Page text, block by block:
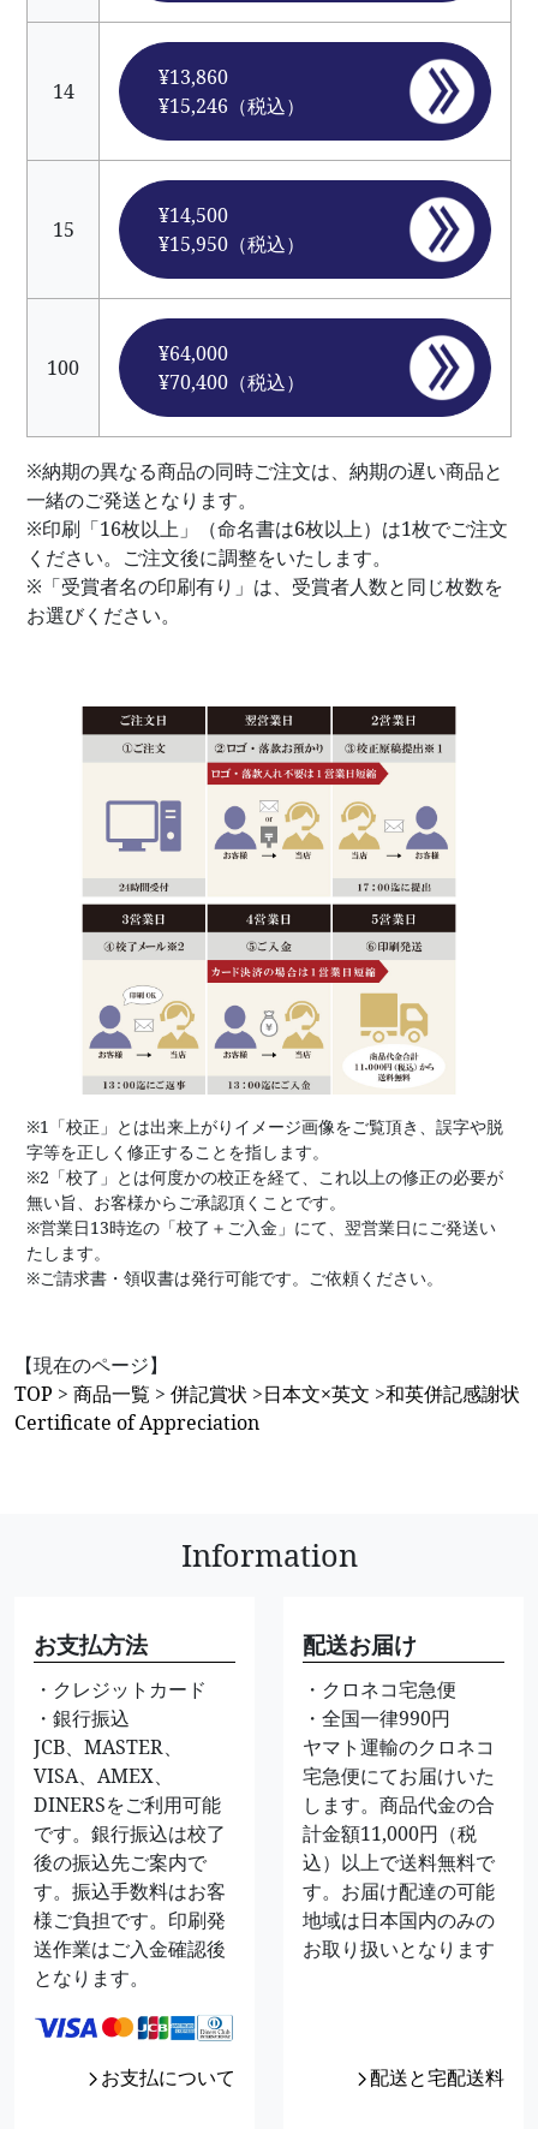
14
¥13,860
¥15,246（税込）
15
¥14,500
¥15,950（税込）
100
¥64,000
¥70,400（税込）
※納期の異なる商品の同時ご注文は、納期の遅い商品と
一緒のご発送となります。
※印刷「16枚以上」（命名書は6枚以上）は1枚でご注文
ください。ご注文後に調整をいたします。
※「受賞者名の印刷有り」は、受賞者人数と同じ枚数を
お選びください。
※1「校正」とは出来上がりイメージ画像をご覧頂き、誤字や脱
字等を正しく修正することを指します。
※2「校了」とは何度かの校正を経て、これ以上の修正の必要が
無い旨、お客様からご承認頂くことです。
※営業日13時迄の「校了＋ご入金」にて、翌営業日にご発送い
たします。
※ご請求書・領収書は発行可能です。ご依頼ください。
【現在のページ】
TOP > 商品一覧 > 併記賞状 >日本文×英文 >和英併記感謝状
Certificate of Appreciation
Information
お支払方法
・クレジットカード
・銀行振込
JCB、MASTER、
VISA、AMEX、
DINERSをご利用可能
です。銀行振込は校了
後の振込先ご案内で
す。振込手数料はお客
様ご負担です。印刷発
送作業はご入金確認後
となります。
お支払について
配送お届け
・クロネコ宅急便
・全国一律990円
ヤマト運輸のクロネコ
宅急便にてお届けいた
します。商品代金の合
計金額11,000円（税
込）以上で送料無料で
す。お届け配達の可能
地域は日本国内のみの
お取り扱いとなります
配送と宅配送料